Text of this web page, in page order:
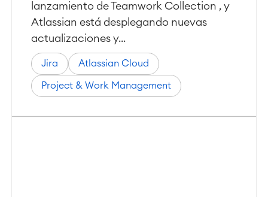
lanzamiento de Teamwork Collection , y
Atlassian está desplegando nuevas
actualizaciones y...
Jira Atlassian Cloud
Project & Work Management